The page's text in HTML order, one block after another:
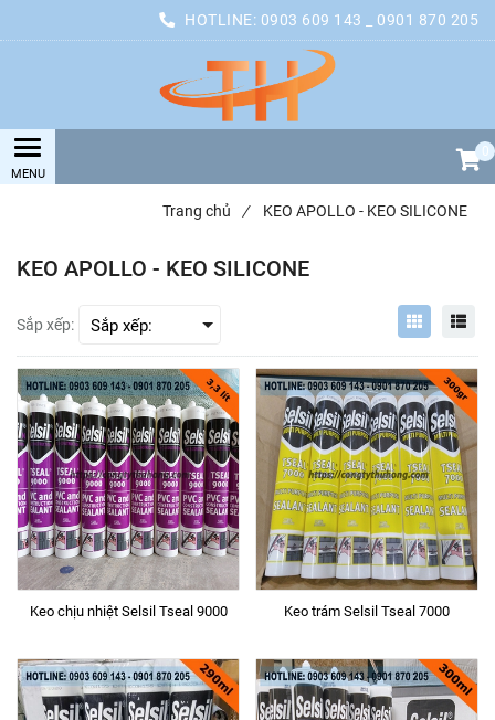
HOTLINE: 0903 609 143 _ 0901 870 205
0
Trang chủ / KEO APOLLO - KEO SILICONE
KEO APOLLO - KEO SILICONE
Sắp xếp:
Keo chịu nhiệt Selsil Tseal 9000 Keo trám Selsil Tseal 7000